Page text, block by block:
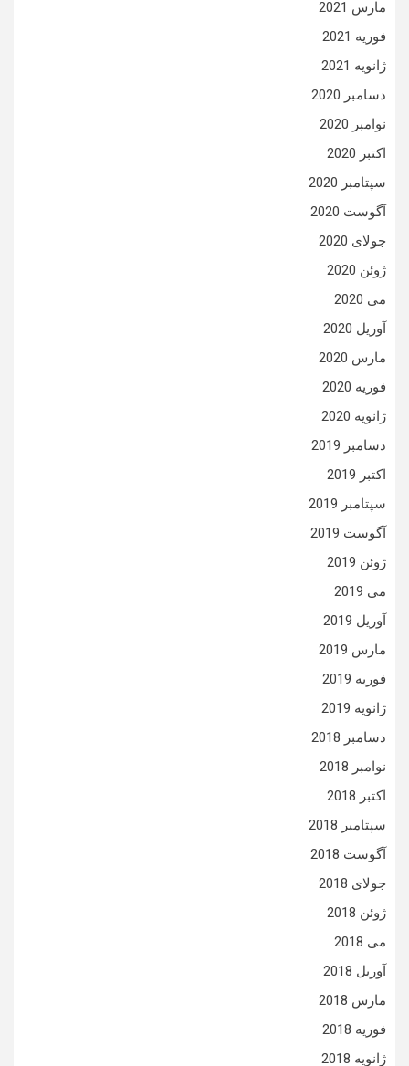
مارس 2021
فوریه 2021
ژانویه 2021
دسامبر 2020
نوامبر 2020
اکتبر 2020
سپتامبر 2020
آگوست 2020
جولای 2020
ژوئن 2020
می 2020
آوریل 2020
مارس 2020
فوریه 2020
ژانویه 2020
دسامبر 2019
اکتبر 2019
سپتامبر 2019
آگوست 2019
ژوئن 2019
می 2019
آوریل 2019
مارس 2019
فوریه 2019
ژانویه 2019
دسامبر 2018
نوامبر 2018
اکتبر 2018
سپتامبر 2018
آگوست 2018
جولای 2018
ژوئن 2018
می 2018
آوریل 2018
مارس 2018
فوریه 2018
ژانویه 2018